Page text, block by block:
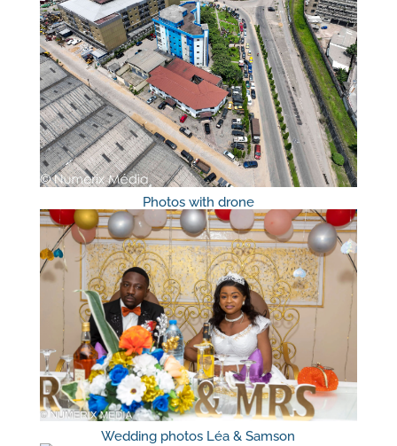
Photos with drone
Wedding photos Léa & Samson